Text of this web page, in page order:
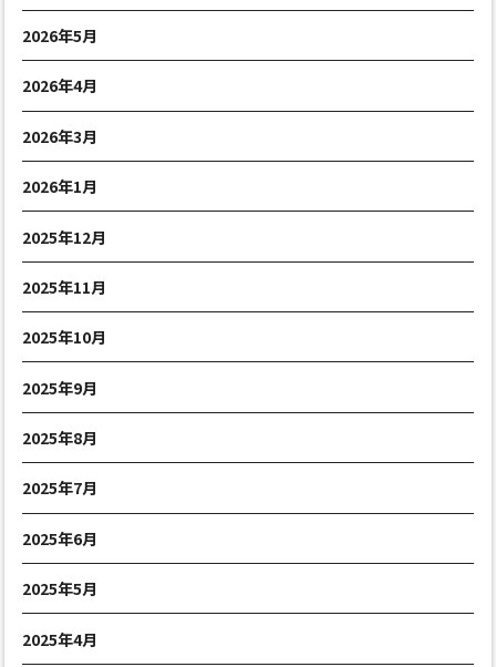
2026年5月
2026年4月
2026年3月
2026年1月
2025年12月
2025年11月
2025年10月
2025年9月
2025年8月
2025年7月
2025年6月
2025年5月
2025年4月